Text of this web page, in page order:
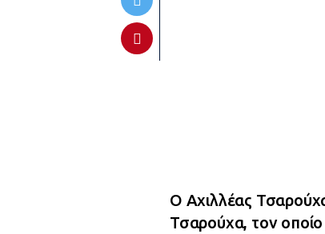
Ο Αχιλλέας
Τσαρούχα, τον